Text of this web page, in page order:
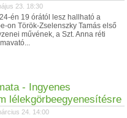
23. 18:30
én 19 órától lesz hallható a
on Török-Zselenszky Tamás első
művének, a Szt. Anna réti
- Ingyenes
lélekgörbeegyenesítésre
24. 14:00